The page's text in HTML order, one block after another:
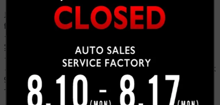
以前のQX80から出力で50馬力アップ、トルクは103lb-
ft向上すると共に、インテーク側の電子制御可変バルブ
タイミングによってクイックなスロットルレスポンスを
実現しています。
そして、新型QX80はすべてのグレードにインフィニテ
ィ オールモード4WDを標準装備。トランスミッションは
9速ATに進化しており、パワフルな走りと燃費を両立さ
せています。
また、全グレードに、標準、エコ、スポーツ、牽引、パ